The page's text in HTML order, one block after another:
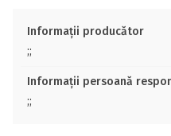
Informații producător
;;
Informații persoană
;;